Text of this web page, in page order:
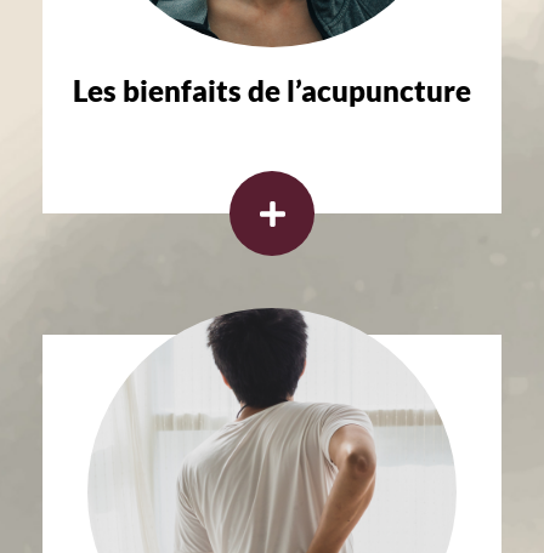
Les bienfaits de l’acupuncture